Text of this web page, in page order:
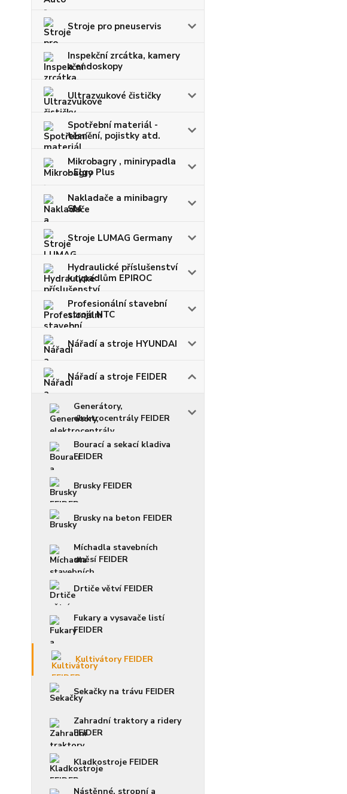
Stroje pro pneuservis
Inspekční zrcátka, kamery
a endoskopy
Ultrazvukové čističky
Spotřební materiál -
těsnění, pojistky atd.
Mikrobagry , minirypadla
- Elgo Plus
Nakladače a minibagry
SM
Stroje LUMAG Germany
Hydraulické příslušenství
k rypadlům EPIROC
Profesionální stavební
stroje NTC
Nářadí a stroje HYUNDAI
Nářadí a stroje FEIDER
Generátory,
elektrocentrály FEIDER
Bourací a sekací kladiva
FEIDER
Brusky FEIDER
Brusky na beton FEIDER
Míchadla stavebních
směsí FEIDER
Drtiče větví FEIDER
Fukary a vysavače listí
FEIDER
Kultivátory FEIDER
Sekačky na trávu FEIDER
Zahradní traktory a ridery
FEIDER
Kladkostroje FEIDER
Nástěnné, stropní a